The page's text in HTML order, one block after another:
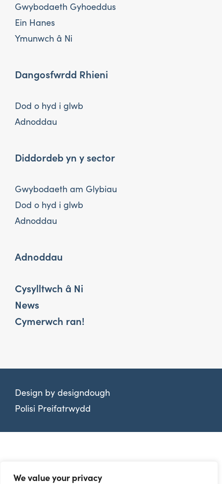
We value your privacy
Gwybodaeth Gyhoeddus
Ein Hanes
Ymunwch â Ni
Dangosfwrdd Rhieni
Dod o hyd i glwb
Adnoddau
Diddordeb yn y sector
Gwybodaeth am Glybiau
Dod o hyd i glwb
Adnoddau
Adnoddau
Cysylltwch â Ni
News
Cymerwch ran!
Design by designdough
Polisi Preifatrwydd